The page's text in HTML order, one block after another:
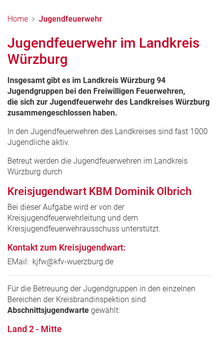
Home Jugendfeuerwehr
Jugendfeuerwehr im Landkreis
Würzburg
Insgesamt gibt es im Landkreis Würzburg 94
Jugendgruppen bei den Freiwilligen Feuerwehren,
die sich zur Jugendfeuerwehr des Landkreises Würzburg
zusammengeschlossen haben.
In den Jugendfeuerwehren des Landkreises sind fast 1000
Jugendliche aktiv.
Betreut werden die Jugendfeuerwehren im Landkreis
Würzburg durch
Kreisjugendwart KBM Dominik Olbrich
Bei dieser Aufgabe wird er von der
Kreisjugendfeuerwehrleitung und dem
Kreisjugendfeuerwehrausschuss unterstützt.
Kontakt zum Kreisjugendwart:
EMail: kjfw@kfv-wuerzburg.de
Für die Betreuung der Jugendgruppen in den einzelnen
Bereichen der Kreisbrandinspektion sind
Abschnittsjugendwarte gewählt:
Land 2 - Mitte